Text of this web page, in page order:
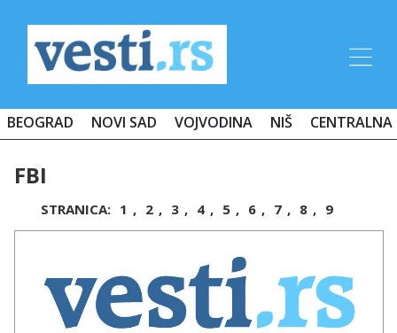
BEOGRAD NOVI SAD VOJVODINA NIŠ CENTRALNA
FBI
STRANICA: 1 , 2 , 3 , 4 , 5 , 6 , 7 , 8 , 9